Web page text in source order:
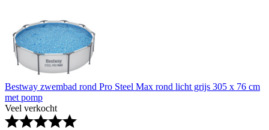
Bestway zwembad rond Pro Steel Max rond licht grijs 305 x 76 cm
met pomp
Veel verkocht